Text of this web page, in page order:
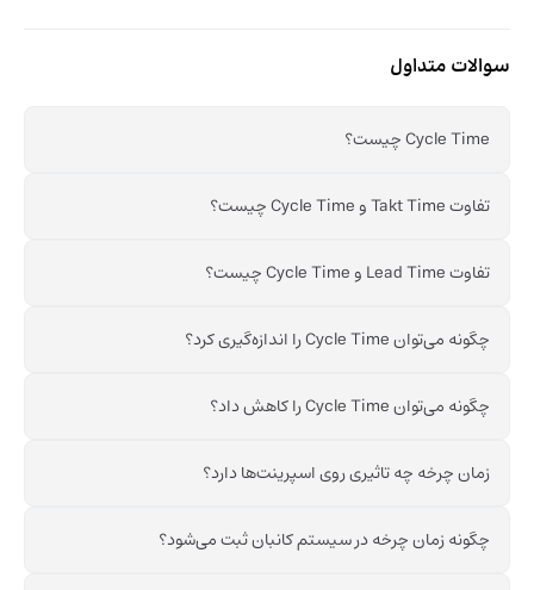
سوالات متداول
Cycle Time چیست؟
تفاوت Takt Time و Cycle Time چیست؟
تفاوت Lead Time و Cycle Time چیست؟
چگونه می‌توان Cycle Time را اندازه‌گیری کرد؟
چگونه می‌توان Cycle Time را کاهش داد؟
زمان چرخه چه تاثیری روی اسپرینت‌ها دارد؟
چگونه زمان چرخه در سیستم کانبان ثبت می‌شود؟